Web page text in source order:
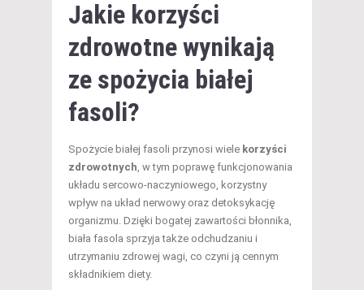
Jakie korzyści
zdrowotne wynikają
ze spożycia białej
fasoli?
Spożycie białej fasoli przynosi wiele korzyści
zdrowotnych, w tym poprawę funkcjonowania
układu sercowo-naczyniowego, korzystny
wpływ na układ nerwowy oraz detoksykację
organizmu. Dzięki bogatej zawartości błonnika,
biała fasola sprzyja także odchudzaniu i
utrzymaniu zdrowej wagi, co czyni ją cennym
składnikiem diety.